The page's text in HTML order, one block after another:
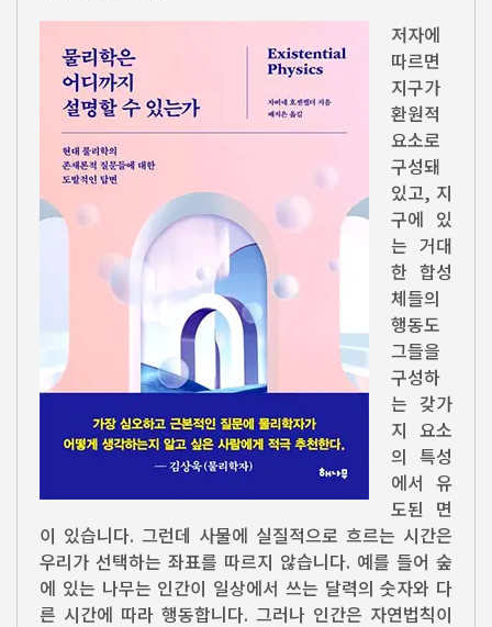
저자에
따르면
지구가
환원적
요소로
구성돼
있고, 지
구에 있
는 거대
한 합성
체들의
행동도
그들을
구성하
는 갖가
지 요소
의 특성
에서 유
도된 면
이 있습니다. 그런데 사물에 실질적으로 흐르는 시간은
우리가 선택하는 좌표를 따르지 않습니다. 예를 들어 숲
에 있는 나무는 인간이 일상에서 쓰는 달력의 숫자와 다
른 시간에 따라 행동합니다. 그러나 인간은 자연법칙이